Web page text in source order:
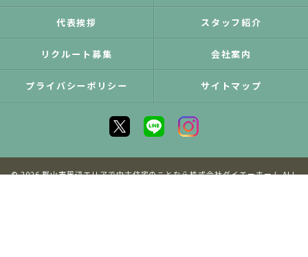
代表挨拶 スタッフ紹介
リクルート募集 会社案内
プライバシーポリシー サイトマップ
© 2026 郡山市周辺エリアで中古住宅のことなら株式会社ダイエーホーム ALL